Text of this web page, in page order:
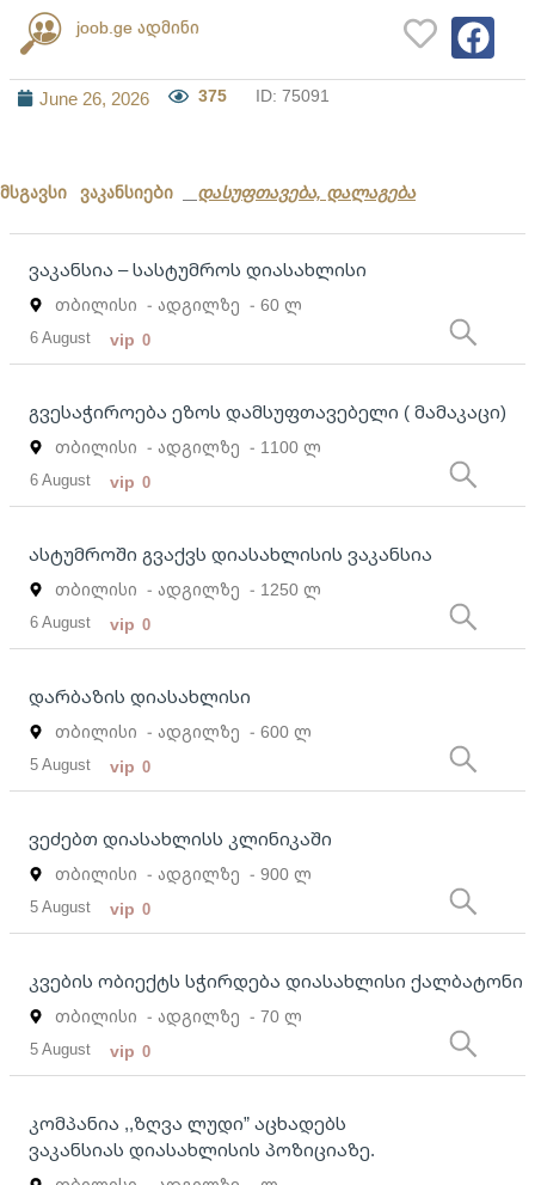
joob.ge ადმინი
June 26, 2026 375 ID: 75091
მსგავსი ვაკანსიები დასუფთავება, დალაგება
ვაკანსია – სასტუმროს დიასახლისი
თბილისი - ადგილზე - 60 ლ
6 August vip 0
გვესაჭიროება ეზოს დამსუფთავებელი ( მამაკაცი)
თბილისი - ადგილზე - 1100 ლ
6 August vip 0
ასტუმროში გვაქვს დიასახლისის ვაკანსია
თბილისი - ადგილზე - 1250 ლ
6 August vip 0
დარბაზის დიასახლისი
თბილისი - ადგილზე - 600 ლ
5 August vip 0
ვეძებთ დიასახლისს კლინიკაში
თბილისი - ადგილზე - 900 ლ
5 August vip 0
კვების ობიექტს სჭირდება დიასახლისი ქალბატონი
თბილისი - ადგილზე - 70 ლ
5 August vip 0
კომპანია ,,ზღვა ლუდი” აცხადებს
ვაკანსიას დიასახლისის პოზიციაზე.